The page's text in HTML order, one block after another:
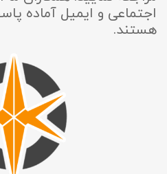
اجتماعی و ایمیل آماده
هستند.